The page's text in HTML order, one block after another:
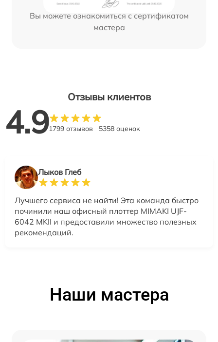
Вы можете ознакомиться с сертификатом
мастера
Отзывы клиентов
4.91799 отзывов 5358 оценок
Лыков Глеб
Лучшего сервиса не найти! Эта команда быстро
починили наш офисный плоттер MIMAKI UJF-
6042 MKII и предоставили множество полезных
рекомендаций.
Наши мастера